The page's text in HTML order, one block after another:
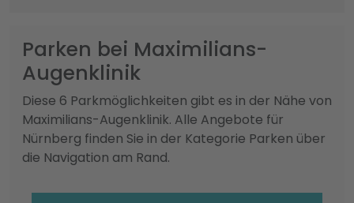
Parken bei Maximilians-
Augenklinik
Diese 6 Parkmöglichkeiten gibt es in der Nähe von
Maximilians-Augenklinik. Alle Angebote für
Nürnberg finden Sie in der Kategorie Parken über
die Navigation am Rand.